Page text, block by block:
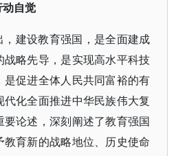
自觉
，建设教育强国，是全面建成
略先导，是实现高水平科技
是促进全体人民共同富裕的有
化全面推进中华民族伟大复
论述，深刻阐述了教育强国
育新的战略地位、历史使命